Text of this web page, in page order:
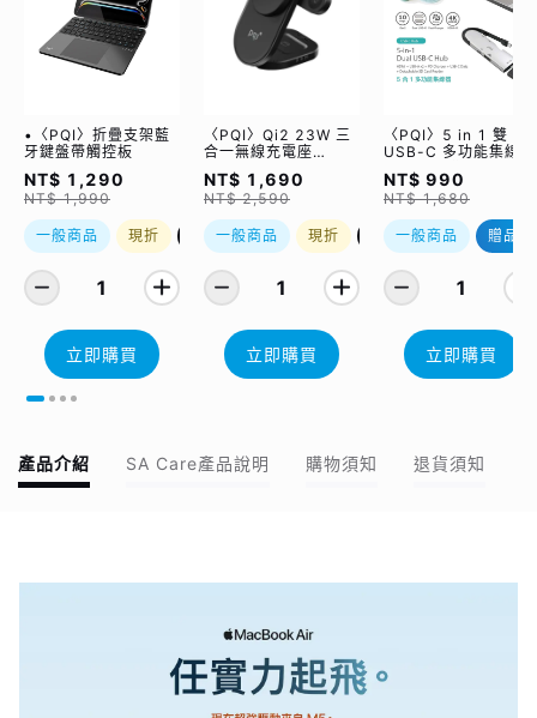
•〈PQI〉折疊支架藍
牙鍵盤帶觸控板
NT$ 1,290
NT$ 1,990
一般商品 現折 優惠加購
1
立即購買
〈PQI〉Qi2 23W 三
合一無線充電座
(WCC2302)
NT$ 1,690
NT$ 2,590
一般商品 現折 優惠加購
1
立即購買
〈PQI〉5 in 1 雙
USB-C 多功能集線器
（限量加贈｜U988
class 10 Micro SD
記憶卡 64GB，附 SD
轉卡）
NT$ 990
NT$ 1,680
一般商品 贈品
1
立即購買
產品介紹 SA Care產品說明 購物須知 退貨須知